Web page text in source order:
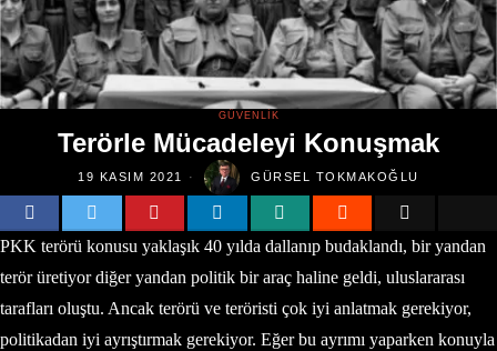
GÜVENLIK
Terörle Mücadeleyi Konuşmak
19 KASIM 2021 GÜRSEL TOKMAKOĞLU
PKK terörü konusu yaklaşık 40 yılda dallanıp budaklandı, bir yandan
terör üretiyor diğer yandan politik bir araç haline geldi, uluslararası
tarafları oluştu. Ancak terörü ve teröristi çok iyi anlatmak gerekiyor,
politikadan iyi ayrıştırmak gerekiyor. Eğer bu ayrımı yaparken konuyla